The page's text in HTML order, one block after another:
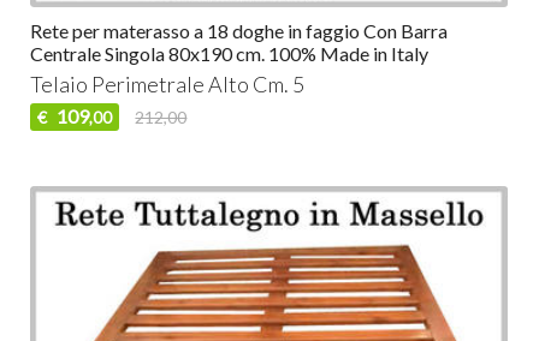
Rete per materasso a 18 doghe in faggio Con Barra
Centrale Singola 80x190 cm. 100% Made in Italy
Telaio Perimetrale Alto Cm. 5
€ 109,00 212,00